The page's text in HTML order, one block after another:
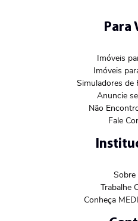
Para
Imóveis
Imóveis
Simuladores de
Anuncie
Não
Fale
Sobre
Trabalhe
Conheça